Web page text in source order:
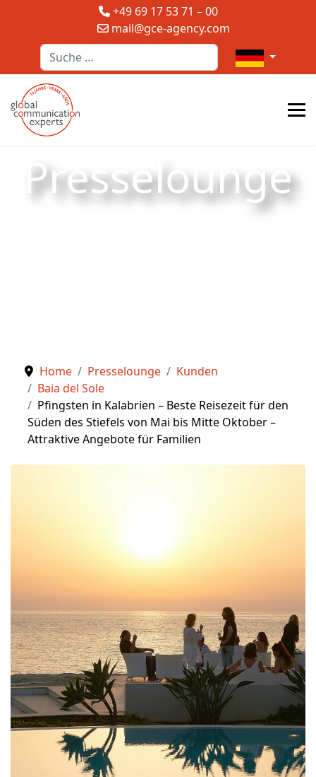
+49 69 17 53 71 – 00
mail@gce-agency.com
Suchen
Sprache
Presselounge
Home Presselounge
Kunden
Baia del Sole
Pfingsten in Kalabrien – Beste Reisezeit für den
Süden des Stiefels von Mai bis Mitte Oktober –
Attraktive Angebote für Familien